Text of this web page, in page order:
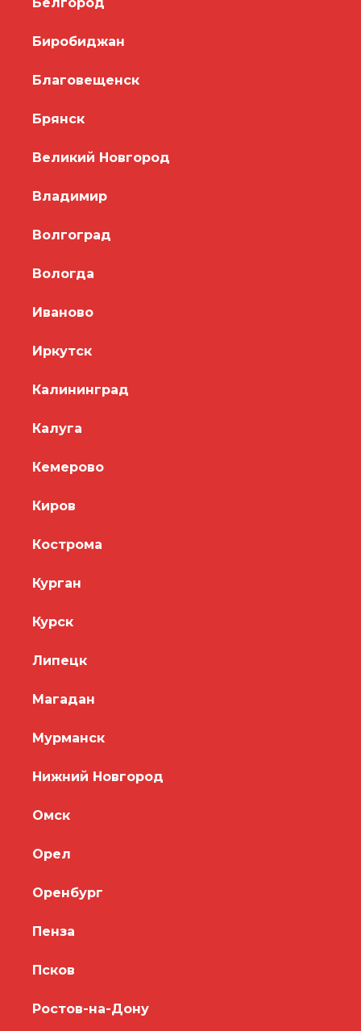
Биробиджан
Благовещенск
Брянск
Великий Новгород
Владимир
Волгоград
Вологда
Иваново
Иркутск
Калининград
Калуга
Кемерово
Киров
Кострома
Курган
Курск
Липецк
Магадан
Мурманск
Нижний Новгород
Омск
Орел
Оренбург
Пенза
Псков
Ростов-на-Дону